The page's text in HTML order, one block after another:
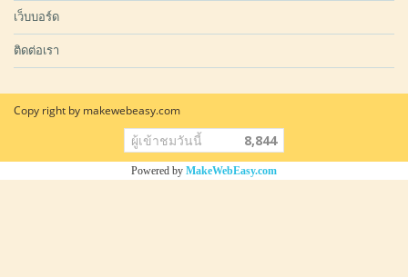
เว็บบอร์ด
ติดต่อเรา
Copy right by makewebeasy.com
ผู้เข้าชมวันนี้ 8,844
Powered by MakeWebEasy.com